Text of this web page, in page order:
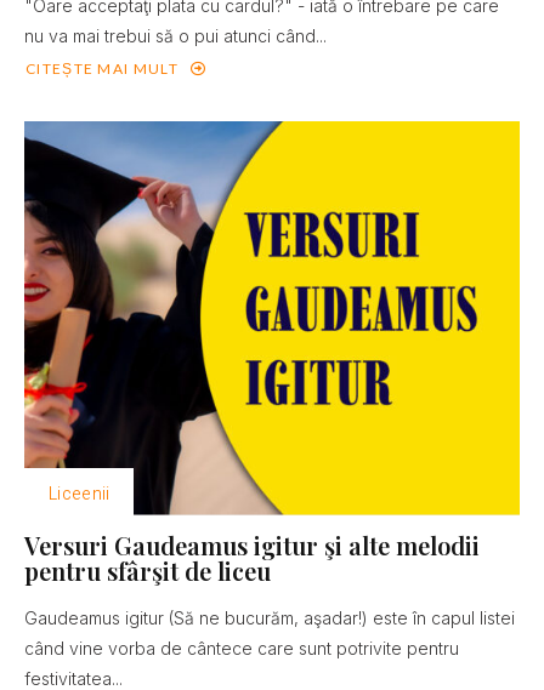
"Oare acceptaţi plata cu cardul?" - iată o întrebare pe care
nu va mai trebui să o pui atunci când...
CITEȘTE MAI MULT
Liceenii
Versuri Gaudeamus igitur şi alte melodii
pentru sfârşit de liceu
Gaudeamus igitur (Să ne bucurăm, aşadar!) este în capul listei
când vine vorba de cântece care sunt potrivite pentru
festivitatea...